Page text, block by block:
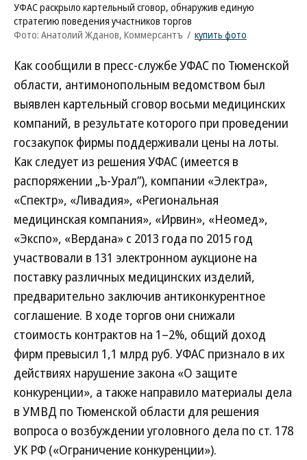
УФАС раскрыло картельный сговор, обнаружив единую
стратегию поведения участников торгов
Фото: Анатолий Жданов, Коммерсантъ / купить фото
Как сообщили в пресс-службе УФАС по Тюменской
области, антимонопольным ведомством был
выявлен картельный сговор восьми медицинских
компаний, в результате которого при проведении
госзакупок фирмы поддерживали цены на лоты.
Как следует из решения УФАС (имеется в
распоряжении „Ъ-Урал”), компании «Электра»,
«Спектр», «Ливадия», «Региональная
медицинская компания», «Ирвин», «Неомед»,
«Экспо», «Вердана» с 2013 года по 2015 год
участвовали в 131 электронном аукционе на
поставку различных медицинских изделий,
предварительно заключив антиконкурентное
соглашение. В ходе торгов они снижали
стоимость контрактов на 1–2%, общий доход
фирм превысил 1,1 млрд руб. УФАС признало в их
действиях нарушение закона «О защите
конкуренции», а также направило материалы дела
в УМВД по Тюменской области для решения
вопроса о возбуждении уголовного дела по ст. 178
УК РФ («Ограничение конкуренции»).